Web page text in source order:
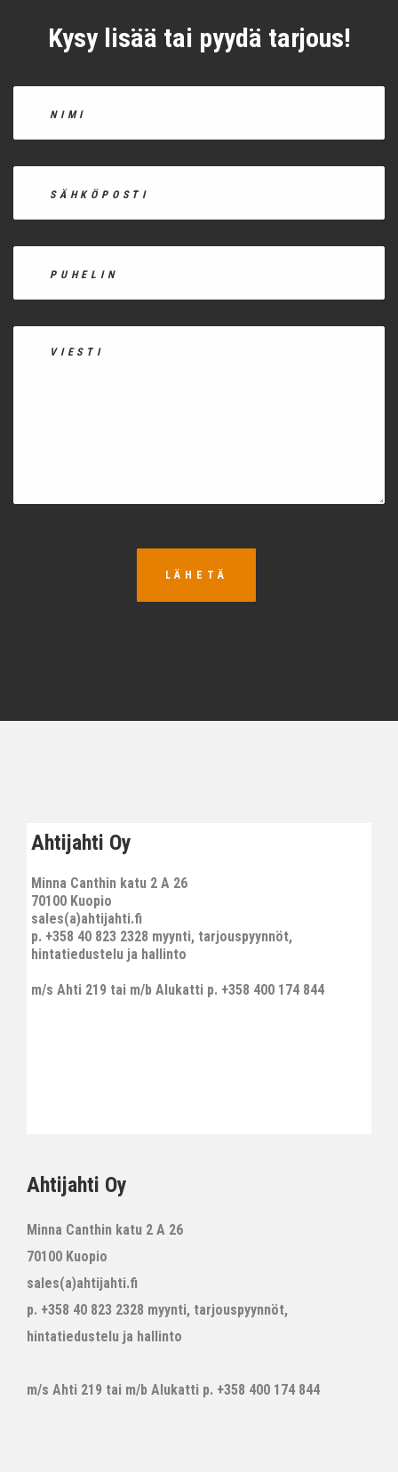
Kysy lisää tai pyydä tarjous!
LÄHETÄ
Ahtijahti Oy
Minna Canthin katu 2 A 26
70100 Kuopio
sales(a)ahtijahti.fi
p. +358 40 823 2328 myynti, tarjouspyynnöt,
hintatiedustelu ja hallinto
m/s Ahti 219 tai m/b Alukatti p. +358 400 174 844
Ahtijahti Oy
Minna Canthin katu 2 A 26
70100 Kuopio
sales(a)ahtijahti.fi
p. +358 40 823 2328 myynti, tarjouspyynnöt,
hintatiedustelu ja hallinto
m/s Ahti 219 tai m/b Alukatti p. +358 400 174 844